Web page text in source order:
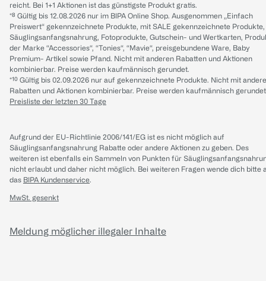
reicht. Bei 1+1 Aktionen ist das günstigste Produkt gratis.
*⁸ Gültig bis 12.08.2026 nur im BIPA Online Shop. Ausgenommen „Einfach
Preiswert“ gekennzeichnete Produkte, mit SALE gekennzeichnete Produkte,
Säuglingsanfangsnahrung, Fotoprodukte, Gutschein- und Wertkarten,
der Marke “Accessories“, “Tonies“, “Mavie“, preisgebundene Ware, Baby
Premium- Artikel sowie Pfand. Nicht mit anderen Rabatten und Aktionen
kombinierbar. Preise werden kaufmännisch gerundet.
*¹⁰ Gültig bis 02.09.2026 nur auf gekennzeichnete Produkte. Nicht mit
Rabatten und Aktionen kombinierbar. Preise werden kaufmännisch
Preisliste der letzten 30 Tage
Aufgrund der EU-Richtlinie 2006/141/EG ist es nicht möglich auf
Säuglingsanfangsnahrung Rabatte oder andere Aktionen zu geben. Des
weiteren ist ebenfalls ein Sammeln von Punkten für
nicht erlaubt und daher nicht möglich. Bei weiteren Fragen wende dich bitte
das BIPA Kundenservice.
MwSt. gesenkt
Meldung möglicher illegaler Inhalte